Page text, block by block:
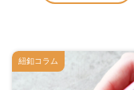
紐釦コラム